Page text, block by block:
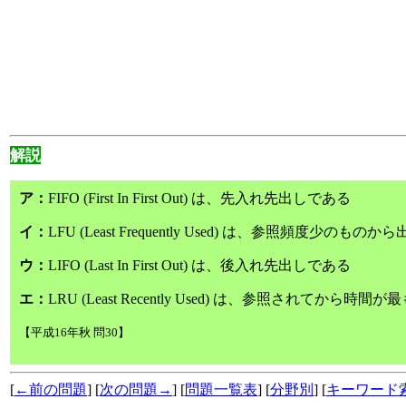
解説
ア： FIFO (First In First Out) は、先入れ先出しである
イ： LFU (Least Frequently Used) は、参照頻度少のものから
ウ： LIFO (Last In First Out) は、後入れ先出しである
エ： LRU (Least Recently Used) は、参照されてから時間が
【平成16年秋 問30】
[←前の問題] [次の問題→] [問題一覧表] [分野別 ] [キーワード